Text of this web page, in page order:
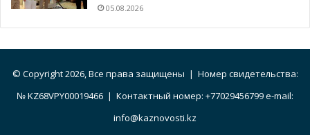
05.08.2026
© Copyright 2026, Все права защищены | Номер свидетельства:
№ KZ68VPY00019466 | Контактный номер: +77029456799 e-mail:
info@kaznovosti.kz